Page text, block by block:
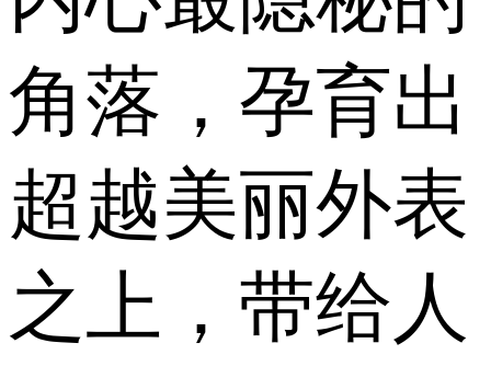
角落，孕育出
超越美丽外表
之上，带给人